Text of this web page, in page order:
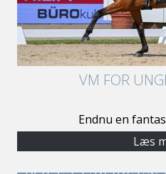
VM FOR
Endnu en
Læs